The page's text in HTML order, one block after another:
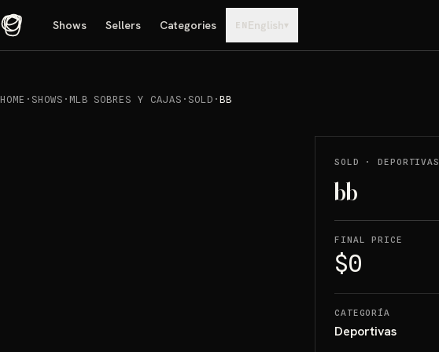
Shows Sellers Categories EN English▾
HOME · SHOWS · MLB SOBRES Y CAJAS · SOLD · BB
SOLD ·DEPORTIVAS
bb
FINAL PRICE
$0
CATEGORÍA
Deportivas